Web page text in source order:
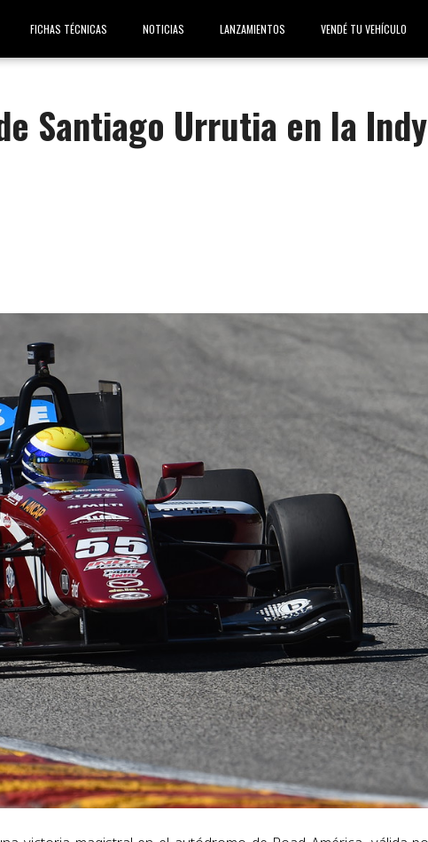
FICHAS TÉCNICAS NOTICIAS LANZAMIENTOS VENDÉ TU VEHÍCULO
Santiago Urrutia en la Indy